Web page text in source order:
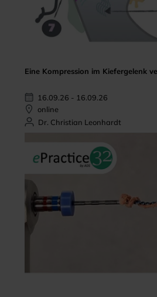
Eine Kompression im Kiefergelenk
16.09.26 - 16.09.26
online
Dr. Christian Leonhardt